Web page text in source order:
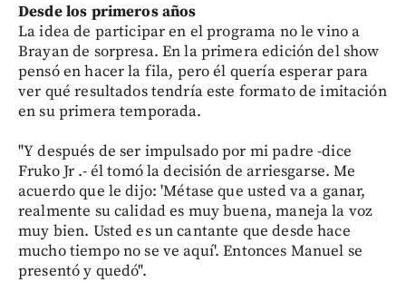
Desde los primeros años
La idea de participar en el programa no le vino a
Brayan de sorpresa. En la primera edición del show
pensó en hacer la fila, pero él quería esperar para
ver qué resultados tendría este formato de imitación
en su primera temporada.
"Y después de ser impulsado por mi padre -dice
Fruko Jr .- él tomó la decisión de arriesgarse. Me
acuerdo que le dijo: 'Métase que usted va a ganar,
realmente su calidad es muy buena, maneja la voz
muy bien. Usted es un cantante que desde hace
mucho tiempo no se ve aquí'. Entonces Manuel se
presentó y quedó".